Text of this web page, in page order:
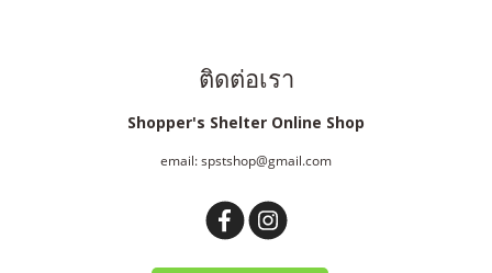
ติดต่อเรา
Shopper's Shelter Online Shop
email: spstshop@gmail.com